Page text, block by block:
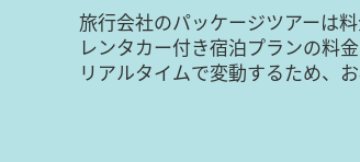
旅行会社のパッケージツアーは料
レンタカー付き宿泊プランの料金
リアルタイムで変動するため、